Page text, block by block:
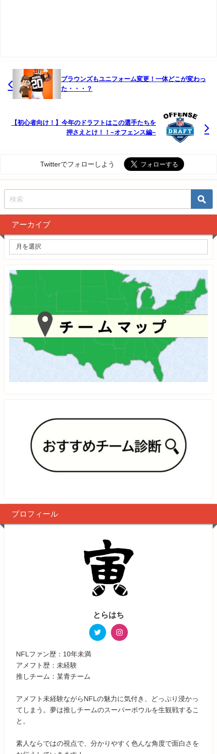
ブラウンズもユニフォーム変更！一体どこが変わっ
た・・・？
【初心者向け！】今年のドラフトはこの選手たちを
押さえとけ！！~オフェンス編~
Twitterでフォローしよう
アーカイブ
プロフィール
とらはち
NFLファン歴：10年未満
アメフト歴：未経験
推しチーム：某青チーム
アメフト未経験ながらNFLの魅力に気付き、どっぷり浸かっ
てしまう。夢は推しチームのスーパーボウルを生観戦するこ
と。
素人ならではの視点で、分かりやすく色んな角度で面白さを